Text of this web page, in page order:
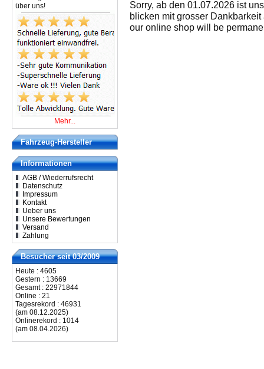
Sorry, ab den 01.07.2026 ist
blicken mit grosser
our online shop will be
über uns!
Mehr...
Fahrzeug-Hersteller
Informationen
AGB / Wiederrufsrecht
Datenschutz
Impressum
Kontakt
Ueber uns
Unsere Bewertungen
Versand
Zahlung
Besucher seit 03/2009
Heute : 4605
Gestern : 13669
Gesamt : 22971844
Online : 21
Tagesrekord : 46931
(am 08.12.2025)
Onlinerekord : 1014
(am 08.04.2026)